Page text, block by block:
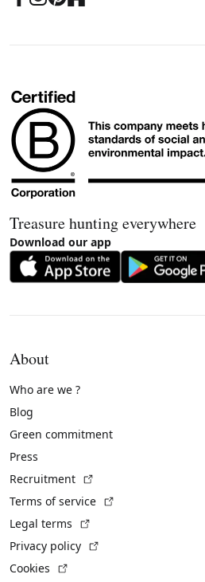
Treasure hunting everywhere
Download our app
About
Who are we ?
Blog
Green commitment
Press
Recruitment
Terms of service
Legal terms
Privacy policy
Cookies